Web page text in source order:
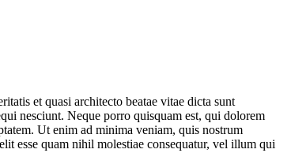
et quasi architecto beatae vitae dicta sunt
nesciunt. Neque porro quisquam est, qui dolorem
Ut enim ad minima veniam, quis nostrum
esse quam nihil molestiae consequatur, vel illum qui